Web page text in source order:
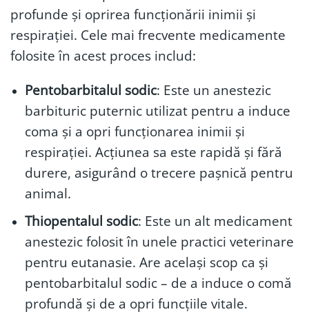
profunde și oprirea funcționării inimii și
respirației. Cele mai frecvente medicamente
folosite în acest proces includ:
Pentobarbitalul sodic: Este un anestezic
barbituric puternic utilizat pentru a induce
coma și a opri funcționarea inimii și
respirației. Acțiunea sa este rapidă și fără
durere, asigurând o trecere pașnică pentru
animal.
Thiopentalul sodic: Este un alt medicament
anestezic folosit în unele practici veterinare
pentru eutanasie. Are același scop ca și
pentobarbitalul sodic – de a induce o comă
profundă și de a opri funcțiile vitale.